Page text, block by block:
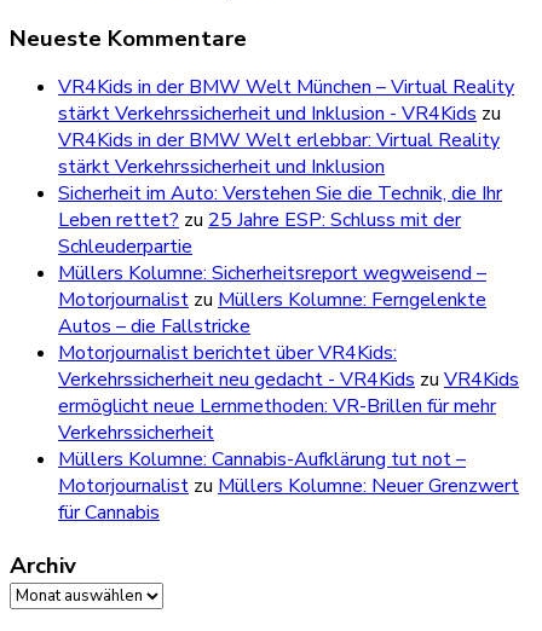
Neueste Kommentare
VR4Kids in der BMW Welt München – Virtual Reality
stärkt Verkehrssicherheit und Inklusion - VR4Kids zu
VR4Kids in der BMW Welt erlebbar: Virtual Reality
stärkt Verkehrssicherheit und Inklusion
Sicherheit im Auto: Verstehen Sie die Technik, die Ihr
Leben rettet? zu 25 Jahre ESP: Schluss mit der
Schleuderpartie
Müllers Kolumne: Sicherheitsreport wegweisend –
Motorjournalist zu Müllers Kolumne: Ferngelenkte
Autos – die Fallstricke
Motorjournalist berichtet über VR4Kids:
Verkehrssicherheit neu gedacht - VR4Kids zu VR4Kids
ermöglicht neue Lernmethoden: VR-Brillen für mehr
Verkehrssicherheit
Müllers Kolumne: Cannabis-Aufklärung tut not –
Motorjournalist zu Müllers Kolumne: Neuer Grenzwert
für Cannabis
Archiv
Archiv